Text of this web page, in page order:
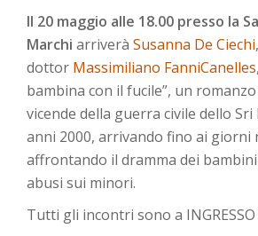
Il 20 maggio alle 18.00 presso la
Marchi arriverà Susanna De Ciechi
dottor Massimiliano FanniCanelles
bambina con il fucile”, un
vicende della guerra civile dello
anni 2000, arrivando fino ai giorni
affrontando il dramma dei
abusi sui minori.
Tutti gli incontri sono a INGRESSO